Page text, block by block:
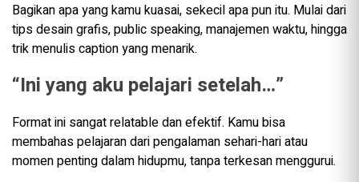
Bagikan apa yang kamu kuasai, sekecil apa pun itu. Mulai dari
tips desain grafis, public speaking, manajemen waktu, hingga
trik menulis caption yang menarik.
“Ini yang aku pelajari setelah…”
Format ini sangat relatable dan efektif. Kamu bisa
membahas pelajaran dari pengalaman sehari-hari atau
momen penting dalam hidupmu, tanpa terkesan menggurui.